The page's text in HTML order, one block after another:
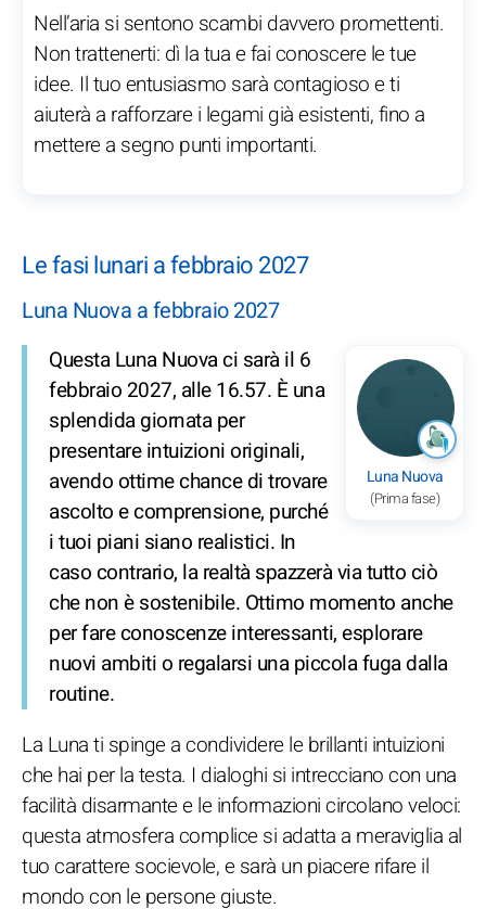
Nell’aria si sentono scambi davvero promettenti.
Non trattenerti: dì la tua e fai conoscere le tue
idee. Il tuo entusiasmo sarà contagioso e ti
aiuterà a rafforzare i legami già esistenti, fino a
mettere a segno punti importanti.
Le fasi lunari a febbraio 2027
Luna Nuova a febbraio 2027
Luna Nuova
(Prima fase)
Questa Luna Nuova ci sarà il 6
febbraio 2027, alle 16.57. È una
splendida giornata per
presentare intuizioni originali,
avendo ottime chance di trovare
ascolto e comprensione, purché
i tuoi piani siano realistici. In
caso contrario, la realtà spazzerà via tutto ciò
che non è sostenibile. Ottimo momento anche
per fare conoscenze interessanti, esplorare
nuovi ambiti o regalarsi una piccola fuga dalla
routine.
La Luna ti spinge a condividere le brillanti intuizioni
che hai per la testa. I dialoghi si intrecciano con una
facilità disarmante e le informazioni circolano veloci:
questa atmosfera complice si adatta a meraviglia al
tuo carattere socievole, e sarà un piacere rifare il
mondo con le persone giuste.